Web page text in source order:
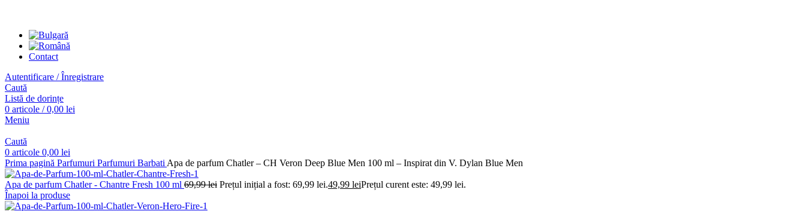
Contact
Autentificare / Înregistrare
Caută
Listă de dorințe
0 articole / 0,00 lei
Meniu
Caută
0 articole 0,00 lei
Prima pagină Parfumuri Parfumuri Barbati Apa de parfum Chatler – CH Veron Deep Blue Men 100 ml – Inspirat din V. Dylan Blue Men
Apa de parfum Chatler - Chantre Fresh 100 ml 69,99lei Prețul inițial a fost: 69,99 lei.49,99 leiPrețul curent este: 49,99 lei.
Înapoi la produse